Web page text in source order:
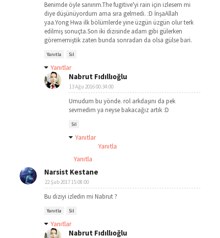
Benimde öyle sanırım.The fugitive'yi rain için izlesem mi
diye düşünüyordum ama sıra gelmedi. :D İnşaAllah
yaa.Yong Hwa ilk bölümlerde yine üzgün üzgün olur terk
edilmiş sonuçta.Son iki dizisinde adam gibi gülerken
görememiştik zaten bunda sonradan da olsa gülse bari.
Yanıtla Sil
Yanıtlar
Nabrut Fıdıllıoğlu
13 Ağu 2016 00:34:00
Umudum bu yönde. rol arkdaşını da pek
sevmedim ya neyse bakacağız artık :D
Sil
Yanıtlar
Yanıtla
Yanıtla
Narsist Kestane
22 Şub 2017 15:08:00
Bu diziyi izledin mi Nabrut ?
Yanıtla Sil
Yanıtlar
Nabrut Fıdıllıoğlu